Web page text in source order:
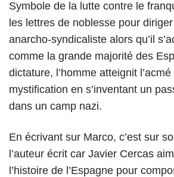
Symbole de la lutte contre le
les lettres de noblesse pour
anarcho-syndicaliste alors qu’il
comme la grande majorité des
dictature, l’homme atteignit l’acmé
mystification en s’inventant un
dans un camp nazi.
En écrivant sur Marco, c’est sur
l’auteur écrit car Javier Cercas
l’histoire de l’Espagne pour